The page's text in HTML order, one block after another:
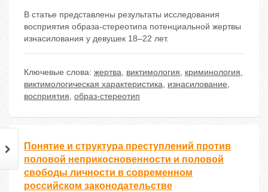
В статье представлены результаты исследования
восприятия образа-стереотипа потенциальной жертвы
изнасилования у девушек 18–22 лет.
Ключевые слова: жертва, виктимология, криминология,
виктимологическая характеристика, изнасилование,
восприятия, образ-стереотип
Понятие и структура преступлений против
половой неприкосновенности и половой
свободы личности в современном
российском законодательстве